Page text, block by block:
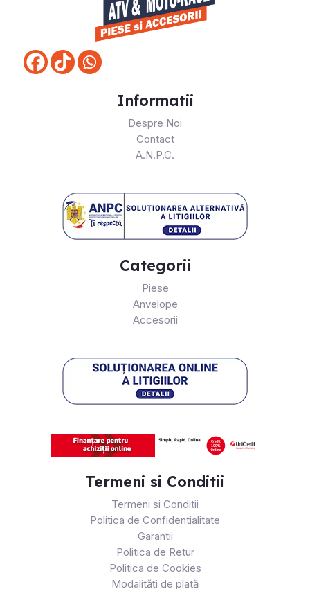
Informatii
Despre Noi
Contact
A.N.P.C.
Categorii
Piese
Anvelope
Accesorii
Termeni si Conditii
Termeni si Conditii
Politica de Confidentialitate
Garantii
Politica de Retur
Politica de Cookies
Modalități de plată